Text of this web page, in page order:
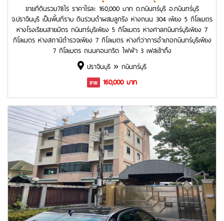
ขายที่ดินรวม78ไร่ ราคาไร่ละ 160,000 บาท ต.กบินทร์บุรี อ.กบินทร์บุรี
จ.ปราจีนบุรี เป็นพื้นที่ราบ ดินร่วนดำผสมลูกรัง ห่างถนน 304 เพียง 5 กิโลเมตร
ห่างโรงเรียนสายมิตร กบินทร์บุรีเพียง 5 กิโลเมตร ห่างศาลกบินทร์บุรีเพียง 7
กิโลเมตร ห่างสถานีตำรวจเพียง 7 กิโลเมตร ห่างที่ว่าการอำเภอกบินทร์บุรีเพียง
7 กิโลเมตร ถนนคอนกรีต ไฟฟ้า 3 เฟสเข้าถึง
ปราจีนบุรี » กบินทร์บุรี
ขาย 160,000 บาท